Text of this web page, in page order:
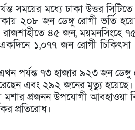
সময়ের মধ্যে ঢাকা উত্তর
২০৮ জন ডেঙ্গু রোগী ভর্তি
৪৫ জন, ময়মনসিংহে
১,০৭৭ জন রোগী চিকিৎসা
পর্যন্ত ৭৩ হাজার ৯২৩ জন ডেঙ্গু
এবং ২৯২ জনের মৃত্যু হয়েছে।
মশার প্রজনন উপযোগী আবহাওয়া
প্রতিরোধ।